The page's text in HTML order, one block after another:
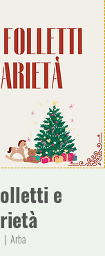
e
  |
Arba